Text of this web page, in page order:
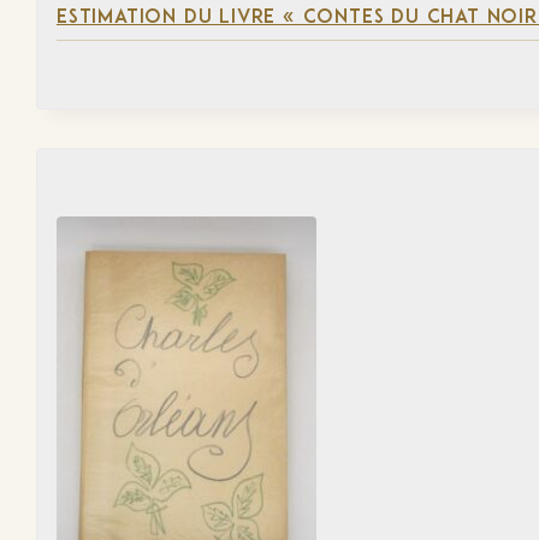
ESTIMATION DU LIVRE « CONTES DU CHAT